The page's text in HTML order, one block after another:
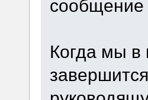
сообщение
Когда мы